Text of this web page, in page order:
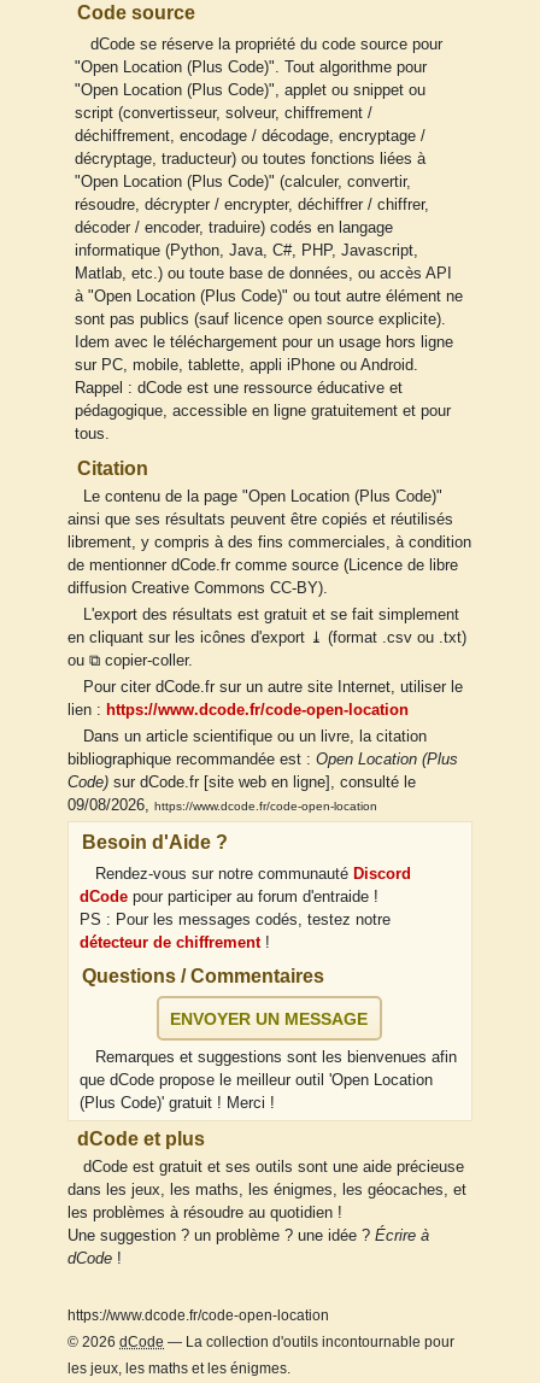
Code source
dCode se réserve la propriété du code source pour
"Open Location (Plus Code)". Tout algorithme pour
"Open Location (Plus Code)", applet ou snippet ou
script (convertisseur, solveur, chiffrement /
déchiffrement, encodage / décodage, encryptage /
décryptage, traducteur) ou toutes fonctions liées à
"Open Location (Plus Code)" (calculer, convertir,
résoudre, décrypter / encrypter, déchiffrer / chiffrer,
décoder / encoder, traduire) codés en langage
informatique (Python, Java, C#, PHP, Javascript,
Matlab, etc.) ou toute base de données, ou accès API
à "Open Location (Plus Code)" ou tout autre élément ne
sont pas publics (sauf licence open source explicite).
Idem avec le téléchargement pour un usage hors ligne
sur PC, mobile, tablette, appli iPhone ou Android.
Rappel : dCode est une ressource éducative et
pédagogique, accessible en ligne gratuitement et pour
tous.
Citation
Le contenu de la page "Open Location (Plus Code)"
ainsi que ses résultats peuvent être copiés et réutilisés
librement, y compris à des fins commerciales, à condition
de mentionner dCode.fr comme source (Licence de libre
diffusion Creative Commons CC-BY).
L'export des résultats est gratuit et se fait simplement
en cliquant sur les icônes d'export ⤓ (format .csv ou .txt)
ou ⧉ copier-coller.
Pour citer dCode.fr sur un autre site Internet, utiliser le
lien : https://www.dcode.fr/code-open-location
Dans un article scientifique ou un livre, la citation
bibliographique recommandée est : Open Location (Plus
Code) sur dCode.fr [site web en ligne], consulté le
09/08/2026, https://www.dcode.fr/code-open-location
Besoin d'Aide ?
Rendez-vous sur notre communauté Discord
dCode pour participer au forum d'entraide !
PS : Pour les messages codés, testez notre
détecteur de chiffrement!
Questions / Commentaires
ENVOYER UN MESSAGE
Remarques et suggestions sont les bienvenues afin
que dCode propose le meilleur outil 'Open Location
(Plus Code)' gratuit ! Merci !
dCode et plus
dCode est gratuit et ses outils sont une aide précieuse
dans les jeux, les maths, les énigmes, les géocaches, et
les problèmes à résoudre au quotidien !
Une suggestion ? un problème ? une idée ? Écrire à
dCode !
https://www.dcode.fr/code-open-location
© 2026 dCode — La collection d'outils incontournable pour
les jeux, les maths et les énigmes.